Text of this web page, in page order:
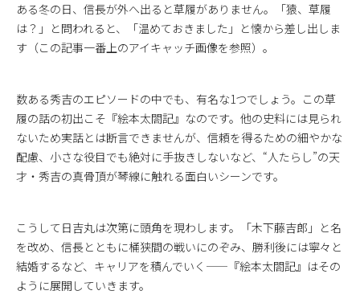
ある冬の日、信長が外へ出ると草履がありません。「猿、草履
は？」と問われると、「温めておきました」と懐から差し出しま
す（この記事一番上のアイキャッチ画像を参照）。
数ある秀吉のエピソードの中でも、有名な1つでしょう。この草
履の話の初出こそ『絵本太閤記』なのです。他の史料には見られ
ないため実話とは断言できませんが、信頼を得るための細やかな
配慮、小さな役目でも絶対に手抜きしないなど、“人たらし”の天
才・秀吉の真骨頂が琴線に触れる面白いシーンです。
こうして日吉丸は次第に頭角を現わします。「木下藤吉郎」と名
を改め、信長とともに桶狭間の戦いにのぞみ、勝利後には寧々と
結婚するなど、キャリアを積んでいく——『絵本太閤記』はその
ように展開していきます。